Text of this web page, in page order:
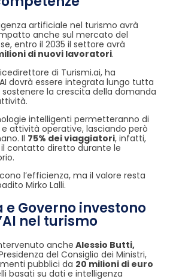
artificiale nel turismo avrà
anche sul mercato del
entro il 2035 il settore avrà
di nuovi lavoratori.
di Turismi.ai, ha
dovrà essere integrata lungo tutta
la crescita della domanda
intelligenti permetteranno di
attività operative, lasciando però
Il 75% dei viaggiatori, infatti,
contatto diretto durante le
l’efficienza, ma il valore resta
Mirko Lalli.
Governo investono
nel turismo
anche Alessio Butti,
del Consiglio dei Ministri,
pubblici da 20 milioni di euro
basati su dati e intelligenza